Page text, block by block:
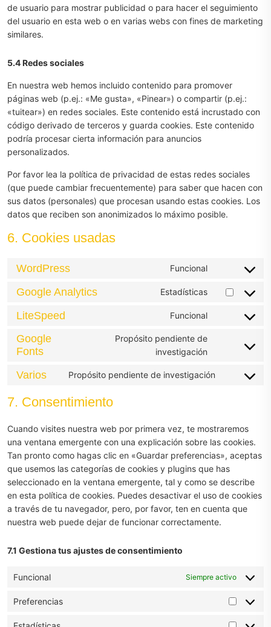
de usuario para mostrar publicidad o para hacer el seguimiento
del usuario en esta web o en varias webs con fines de marketing
similares.
5.4 Redes sociales
En nuestra web hemos incluido contenido para promover
páginas web (p.ej.: «Me gusta», «Pinear») o compartir (p.ej.:
«tuitear») en redes sociales. Este contenido está incrustado con
código derivado de terceros y guarda cookies. Este contenido
podría procesar cierta información para anuncios
personalizados.
Por favor lea la política de privacidad de estas redes sociales
(que puede cambiar frecuentemente) para saber que hacen con
sus datos (personales) que procesan usando estas cookies. Los
datos que reciben son anonimizados lo máximo posible.
6. Cookies usadas
WordPress Funcional
Consent
wordpress
Google Analytics Estadísticas
Consent
analytics
LiteSpeed Funcional
Consent
Google
Fonts
Propósito pendiente de
investigación
Consent
Varios Propósito pendiente de investigación
Consent
7. Consentimiento
Cuando visites nuestra web por primera vez, te mostraremos
una ventana emergente con una explicación sobre las cookies.
Tan pronto como hagas clic en «Guardar preferencias», aceptas
que usemos las categorías de cookies y plugins que has
seleccionado en la ventana emergente, tal y como se describe
en esta política de cookies. Puedes desactivar el uso de cookies
a través de tu navegador, pero, por favor, ten en cuenta que
nuestra web puede dejar de funcionar correctamente.
7.1 Gestiona tus ajustes de consentimiento
Funcional Siempre activo
Preferencias